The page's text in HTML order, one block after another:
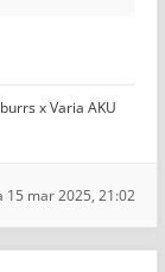
x Varia AKU
15 mar 2025, 21:02